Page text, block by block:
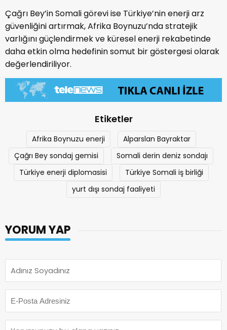
Çağrı Bey’in Somali görevi ise Türkiye’nin enerji arz
güvenliğini artırmak, Afrika Boynuzu’nda stratejik
varlığını güçlendirmek ve küresel enerji rekabetinde
daha etkin olma hedefinin somut bir göstergesi olarak
değerlendiriliyor.
Etiketler
Afrika Boynuzu enerji
Alparslan Bayraktar
Çağrı Bey sondaj gemisi
Somali derin deniz sondajı
Türkiye enerji diplomasisi
Türkiye Somali iş birliği
yurt dışı sondaj faaliyeti
YORUM YAP